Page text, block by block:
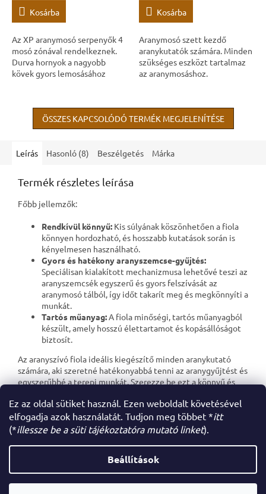
Ez az oldal sütiket használ. Ezen weboldalt követésével
elfogadja azok használatát. Tudjon meg többet *itt
(*illessze be a süti tájékoztatóra mutató linket).
Beállítások
Kosárba
Az XP aranymosó serpenyők 4
mosó zónával rendelkeznek.
Durva hornyok a nagyobb
kövek gyors lemosásához
speciális "kígyóbőr"...
Kosárba
Aranymosó szett kezdő
aranykutatók számára. Minden
szükséges eszközt tartalmaz
az aranymosáshoz.
ÖSSZES KAPCSOLÓDÓ TERMÉK MEGJELENÍTÉSE
Leírás Hasonló (8) Beszélgetés Márka
Termék részletes leírása
Főbb jellemzők:
Rendkívül könnyű: Kis súlyának köszönhetően a fiola
könnyen hordozható, és hosszabb kutatások során is
kényelmesen használható.
Gyors és hatékony aranyszemcse-gyűjtés:
Speciálisan kialakított mechanizmusa lehetővé teszi az
aranyszemcsék egyszerű és gyors felszívását az
aranymosó tálból, így időt takarít meg és megkönnyíti a
munkát.
Tartós műanyag:A fiola minőségi, tartós műanyagból
készült, amely hosszú élettartamot és kopásállóságot
biztosít.
Az aranyszívó fiola ideális kiegészítő minden aranykutató
számára, aki szeretné hatékonyabbá tenni az aranygyűjtést és
egyszerűbbé a terepi munkát. Szerezze be ezt a könnyű és
Shoptet készítette